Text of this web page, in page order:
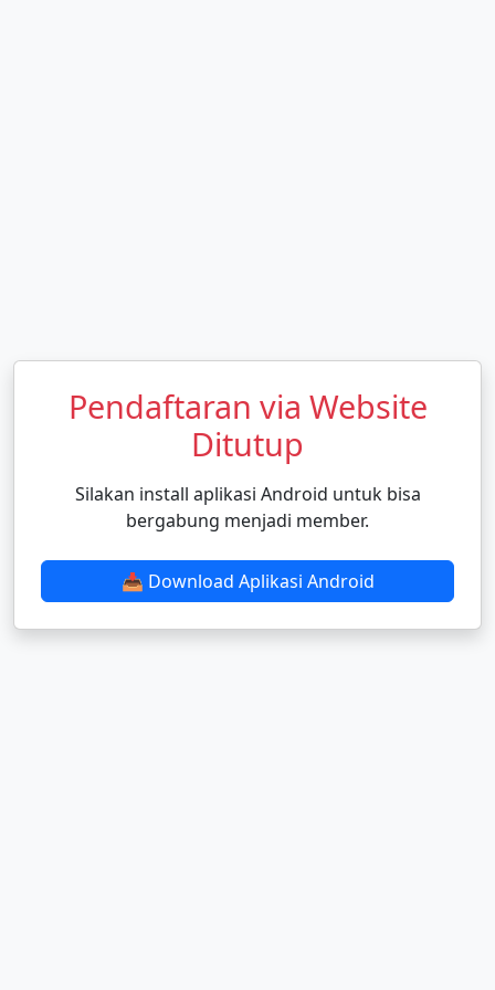
Pendaftaran via Website
Ditutup
Silakan install aplikasi Android untuk bisa
bergabung menjadi member.
📥 Download Aplikasi Android